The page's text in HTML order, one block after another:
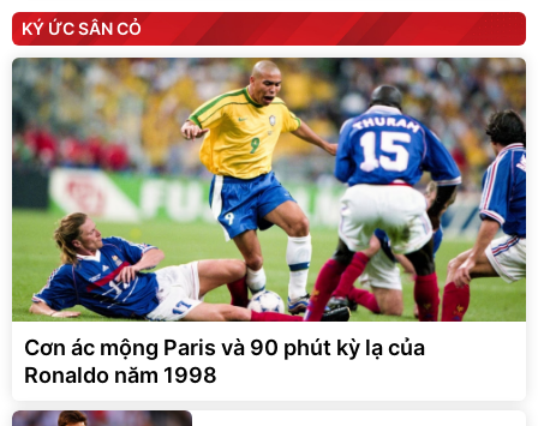
KÝ ỨC SÂN CỎ
Cơn ác mộng Paris và 90 phút kỳ lạ của
Ronaldo năm 1998